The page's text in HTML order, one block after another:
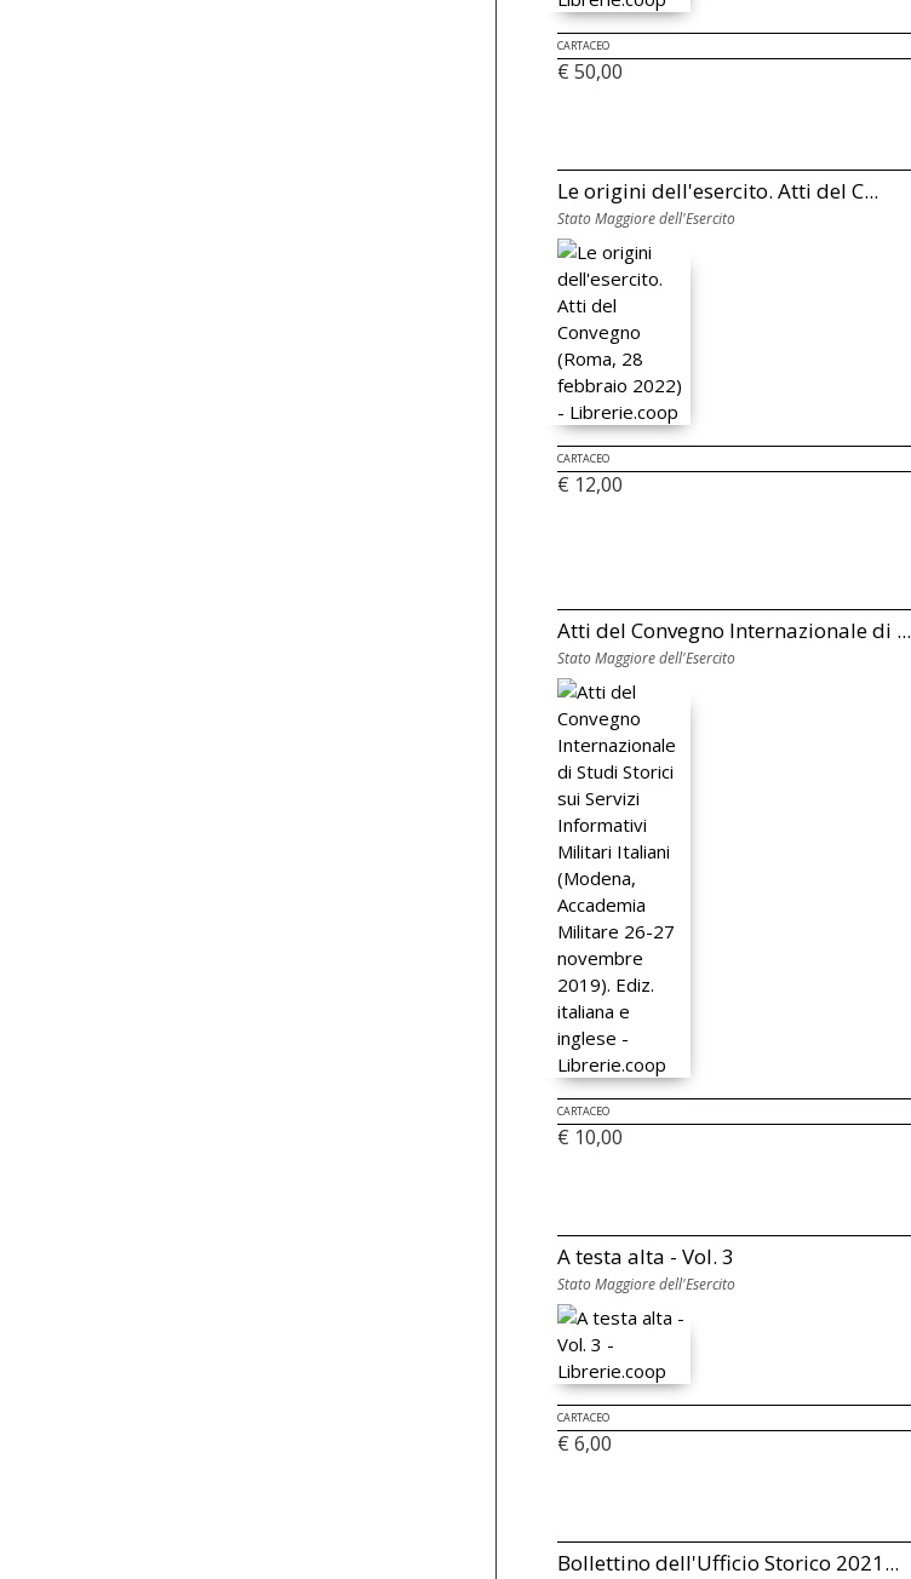
CARTACEO
€ 50,00
Le origini dell'esercito. Atti del C...
Stato Maggiore dell'Esercito
CARTACEO
€ 12,00
Atti del Convegno Internazionale di ...
Stato Maggiore dell'Esercito
CARTACEO
€ 10,00
A testa alta - Vol. 3
Stato Maggiore dell'Esercito
CARTACEO
€ 6,00
Bollettino dell'Ufficio Storico 2021...